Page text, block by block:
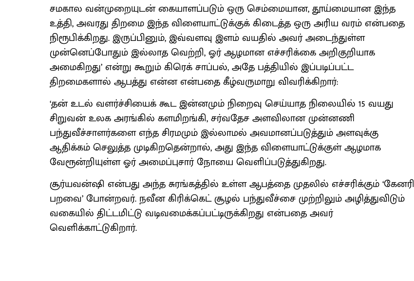
சமகால வன்முறையுடன் கையாளப்படும் ஒரு செம்மையான, தூய்மையான இந்த
உத்தி, அவரது திறமை இந்த விளையாட்டுக்குக் கிடைத்த ஒரு அரிய வரம் என்பதை
நிரூபிக்கிறது. இருப்பினும், இவ்வளவு இளம் வயதில் அவர் அடைந்துள்ள
முன்னெப்போதும் இல்லாத வெற்றி, ஓர் ஆழமான எச்சரிக்கை அறிகுறியாக
அமைகிறது’ என்று கூறும் கிரெக் சாப்பல், அதே பத்தியில் இப்படிப்பட்ட
திறமைகளால் ஆபத்து என்ன என்பதை கீழ்வருமாறு விவரிக்கிறார்:
‘தன் உடல் வளர்ச்சியைக் கூட இன்னமும் நிறைவு செய்யாத நிலையில் 15 வயது
சிறுவன் உலக அரங்கில் களமிறங்கி, சர்வதேச அளவிலான முன்னணி
பந்துவீச்சாளர்களை எந்த சிரமமும் இல்லாமல் அவமானப்படுத்தும் அளவுக்கு
ஆதிக்கம் செலுத்த முடிகிறதென்றால், அது இந்த விளையாட்டுக்குள் ஆழமாக
வேரூன்றியுள்ள ஓர் அமைப்புசார் நோயை வெளிப்படுத்துகிறது.
சூர்யவன்ஷி என்பது அந்த சுரங்கத்தில் உள்ள ஆபத்தை முதலில் எச்சரிக்கும் ‘கேனரி
பறவை’ போன்றவர். நவீன கிரிக்கெட் சூழல் பந்துவீச்சை முற்றிலும் அழித்துவிடும்
வகையில் திட்டமிட்டு வடிவமைக்கப்பட்டிருக்கிறது என்பதை அவர்
வெளிக்காட்டுகிறார்.